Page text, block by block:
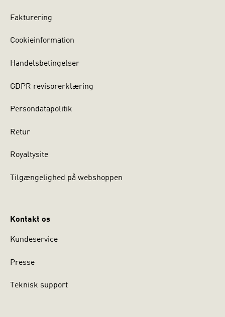
Fakturering
Cookieinformation
Handelsbetingelser
GDPR revisorerklæring
Persondatapolitik
Retur
Royaltysite
Tilgængelighed på webshoppen
Kontakt os
Kundeservice
Presse
Teknisk support